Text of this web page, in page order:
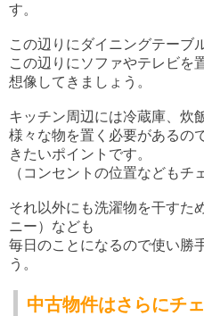
す。
この辺りにダイニングテーブ
この辺りにソファやテレビを
想像してきましょう。
キッチン周辺には冷蔵庫、炊
様々な物を置く必要があるの
きたいポイントです。
（コンセントの位置などもチ
それ以外にも洗濯物を干すた
ニー）なども
毎日のことになるので使い勝
う。
中古物件はさらにチ